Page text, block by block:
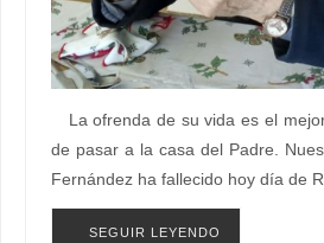
La ofrenda de su vida es el
de pasar a la casa del Padre.
Fernández ha fallecido hoy día de
SEGUIR LEYENDO